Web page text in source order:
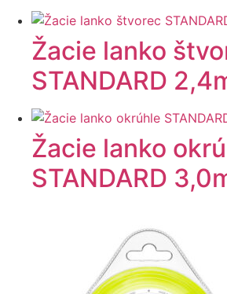
Žacie lanko
STANDARD
Žacie lanko
STANDARD